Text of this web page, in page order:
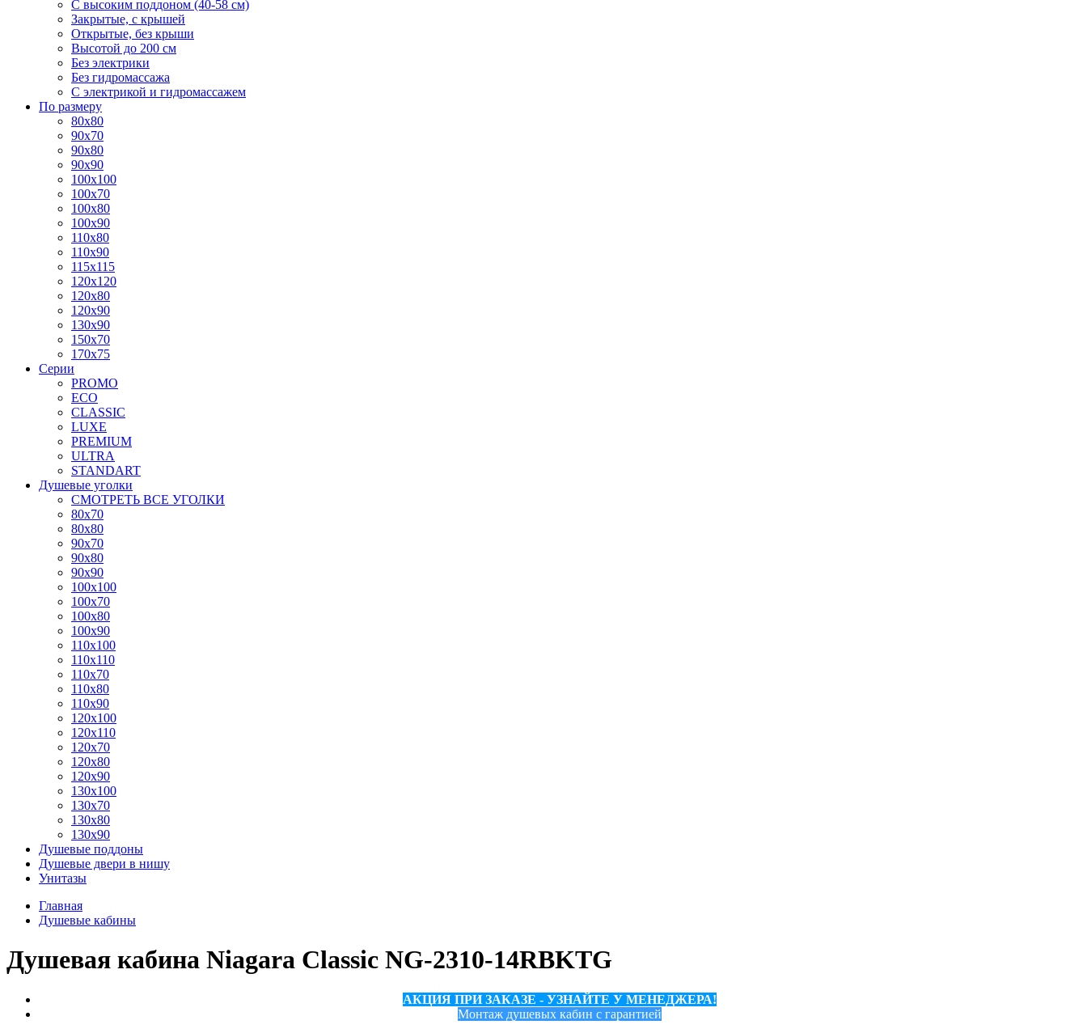
С высоким поддоном (40-58 см)
Закрытые, с крышей
Открытые, без крыши
Высотой до 200 см
Без электрики
Без гидромассажа
С электрикой и гидромассажем
По размеру
80x80
90x70
90x80
90x90
100x100
100x70
100x80
100x90
110x80
110x90
115x115
120x120
120x80
120x90
130x90
150x70
170x75
Серии
PROMO
ECO
CLASSIC
LUXE
PREMIUM
ULTRA
STANDART
Душевые уголки
СМОТРЕТЬ ВСЕ УГОЛКИ
80x70
80x80
90x70
90x80
90x90
100x100
100x70
100x80
100x90
110x100
110x110
110x70
110x80
110x90
120x100
120x110
120x70
120x80
120x90
130x100
130x70
130x80
130x90
Душевые поддоны
Душевые двери в нишу
Унитазы
Главная
Душевые кабины
Душевая кабина Niagara Classic NG-2310-14RBKTG
АКЦИЯ ПРИ ЗАКАЗЕ - УЗНАЙТЕ У МЕНЕДЖЕРА!
Монтаж душевых кабин с гарантией